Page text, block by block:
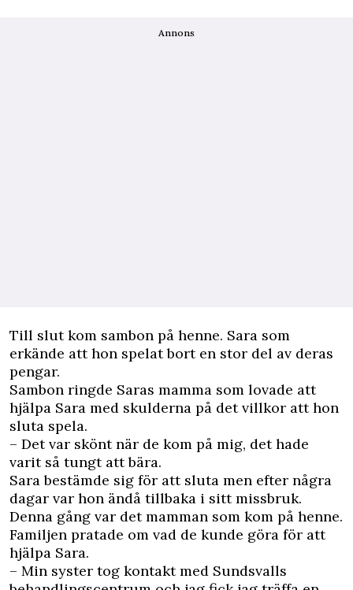
Annons
Till slut kom sambon på henne. Sara som
erkände att hon spelat bort en stor del av deras
pengar.
Sambon ringde Saras mamma som lovade att
hjälpa Sara med skulderna på det villkor att hon
sluta spela.
– Det var skönt när de kom på mig, det hade
varit så tungt att bära.
Sara bestämde sig för att sluta men efter några
dagar var hon ändå tillbaka i sitt missbruk.
Denna gång var det mamman som kom på henne.
Familjen pratade om vad de kunde göra för att
hjälpa Sara.
– Min syster tog kontakt med Sundsvalls